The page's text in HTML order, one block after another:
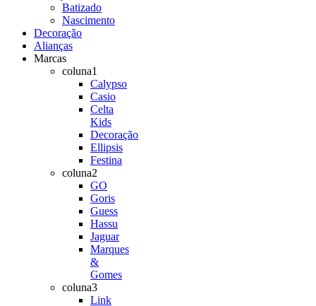
Batizado
Nascimento
Decoração
Alianças
Marcas
coluna1
Calypso
Casio
Celta
Kids
Decoração
Ellipsis
Festina
coluna2
GO
Goris
Guess
Hassu
Jaguar
Marques
&
Gomes
coluna3
Link